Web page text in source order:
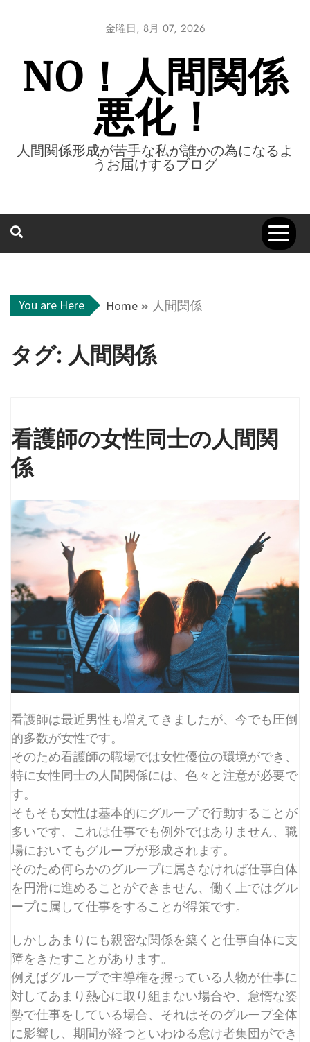
金曜日, 8月 07, 2026
NO！人間関係
悪化！
人間関係形成が苦手な私が誰かの為になるよ
うお届けするブログ
You are Here Home 人間関係
タグ: 人間関係
看護師の女性同士の人間関
係
看護師は最近男性も増えてきましたが、今でも圧倒
的多数が女性です。
そのため看護師の職場では女性優位の環境ができ、
特に女性同士の人間関係には、色々と注意が必要で
す。
そもそも女性は基本的にグループで行動することが
多いです、これは仕事でも例外ではありません、職
場においてもグループが形成されます。
そのため何らかのグループに属さなければ仕事自体
を円滑に進めることができません、働く上ではグル
ープに属して仕事をすることが得策です。
しかしあまりにも親密な関係を築くと仕事自体に支
障をきたすことがあります。
例えばグループで主導権を握っている人物が仕事に
対してあまり熱心に取り組まない場合や、怠惰な姿
勢で仕事をしている場合、それはそのグループ全体
に影響し、期間が経つといわゆる怠け者集団ができ